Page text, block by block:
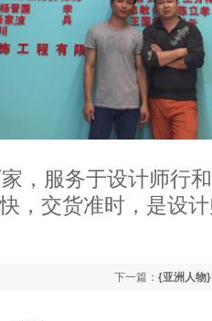
，服务于设计师行
，交货准时，是设
下一篇： {亚洲人物